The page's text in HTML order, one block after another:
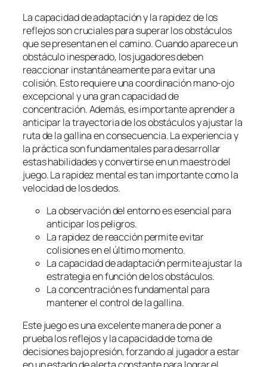
La capacidad de adaptación y la rapidez de los
reflejos son cruciales para superar los obstáculos
que se presentan en el camino. Cuando aparece un
obstáculo inesperado, los jugadores deben
reaccionar instantáneamente para evitar una
colisión. Esto requiere una coordinación mano-ojo
excepcional y una gran capacidad de
concentración. Además, es importante aprender a
anticipar la trayectoria de los obstáculos y ajustar la
ruta de la gallina en consecuencia. La experiencia y
la práctica son fundamentales para desarrollar
estas habilidades y convertirse en un maestro del
juego. La rapidez mental es tan importante como la
velocidad de los dedos.
La observación del entorno es esencial para
anticipar los peligros.
La rapidez de reacción permite evitar
colisiones en el último momento.
La capacidad de adaptación permite ajustar la
estrategia en función de los obstáculos.
La concentración es fundamental para
mantener el control de la gallina.
Este juego es una excelente manera de poner a
prueba los reflejos y la capacidad de toma de
decisiones bajo presión, forzando al jugador a estar